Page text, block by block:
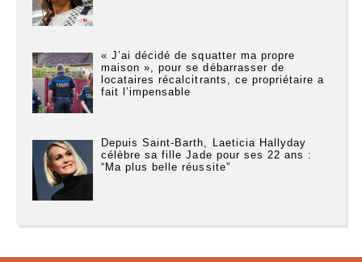
« J’ai décidé de squatter ma propre
maison », pour se débarrasser de
locataires récalcitrants, ce propriétaire a
fait l’impensable
Depuis Saint-Barth, Laeticia Hallyday
célèbre sa fille Jade pour ses 22 ans :
“Ma plus belle réussite”